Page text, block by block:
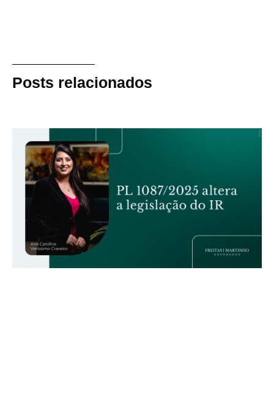
Posts relacionados